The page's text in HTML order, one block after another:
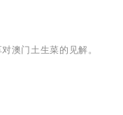
澳门土生菜的见解。